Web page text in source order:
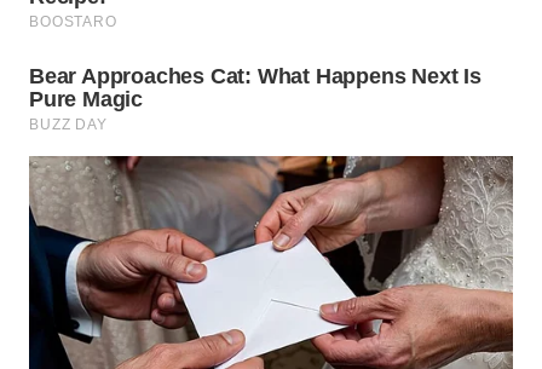
WN
WN
SERIBU
WN
TANGERANG
WN
BINJAI